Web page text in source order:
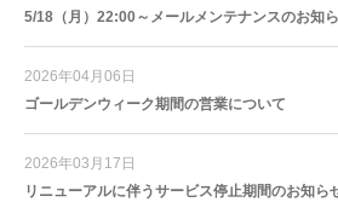
5/18（月）22:00～メールメンテナンスのお知
2026年04月06日
ゴールデンウィーク期間の営業について
2026年03月17日
リニューアルに伴うサービス停止期間のお知ら